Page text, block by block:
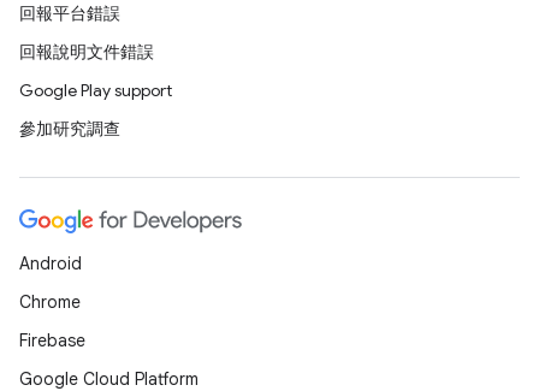
回報平台錯誤
回報說明文件錯誤
Google Play support
參加研究調查
Android
Chrome
Firebase
Google Cloud Platform